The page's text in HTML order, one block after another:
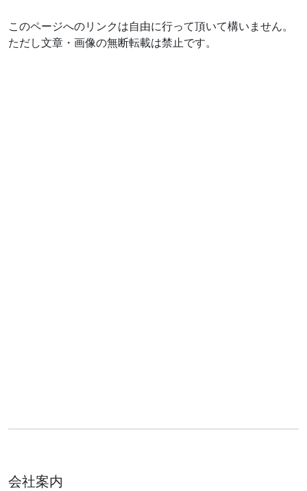
このページへのリンクは自由に行って頂いて構いません。
ただし文章・画像の無断転載は禁止です。
会社案内